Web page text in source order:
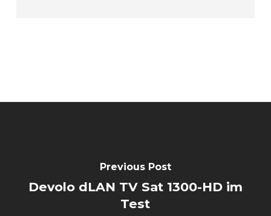
Previous Post
Devolo dLAN TV Sat 1300-HD im
Test